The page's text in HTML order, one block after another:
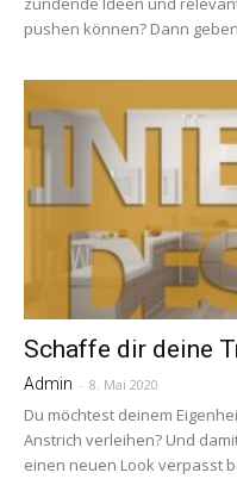
pushen können? Dann
Schaffe dir deine
Admin - 8. Mai 2020
Du möchtest deinem
Anstrich verleihen? Und
einen neuen Look verpasst